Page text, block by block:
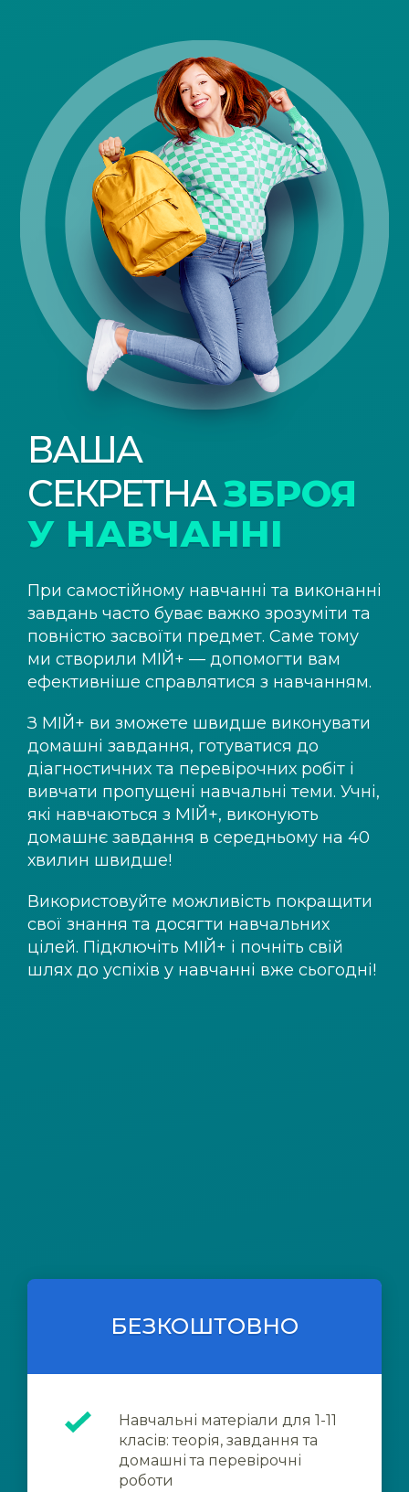
ВАША
СЕКРЕТНАЗБРОЯ
У НАВЧАННІ
При самостійному навчанні та виконанні
завдань часто буває важко зрозуміти та
повністю засвоїти предмет. Саме тому
ми створили МІЙ+ — допомогти вам
ефективніше справлятися з навчанням.
З МІЙ+ ви зможете швидше виконувати
домашні завдання, готуватися до
діагностичних та перевірочних робіт і
вивчати пропущені навчальні теми. Учні,
які навчаються з МІЙ+, виконують
домашнє завдання в середньому на 40
хвилин швидше!
Використовуйте можливість покращити
свої знання та досягти навчальних
цілей. Підключіть МІЙ+ і почніть свій
шлях до успіхів у навчанні вже сьогодні!
БЕЗКОШТОВНО
Навчальні матеріали для 1-11
класів: теорія, завдання та
домашні та перевірочні
роботи